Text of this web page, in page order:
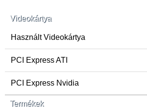
Videokártya
Használt Videokártya
PCI Express ATI
PCI Express Nvidia
Termékek